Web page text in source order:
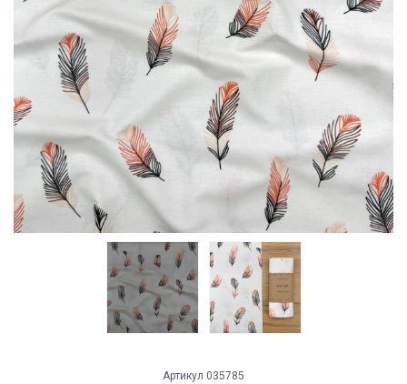
Артикул 035785